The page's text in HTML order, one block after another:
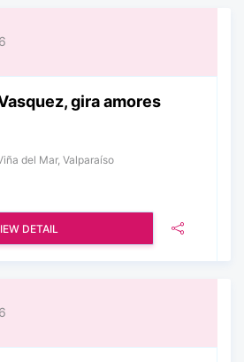
gira amores
del Mar, Valparaíso
DETAIL